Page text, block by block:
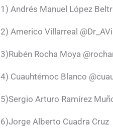
1) Andrés Manuel López
2) Americo Villarreal
3)Rubén Rocha Moya
4) Cuauhtémoc Blanco
5)Sergio Arturo Ramírez
6)Jorge Alberto Cuadra Cruz